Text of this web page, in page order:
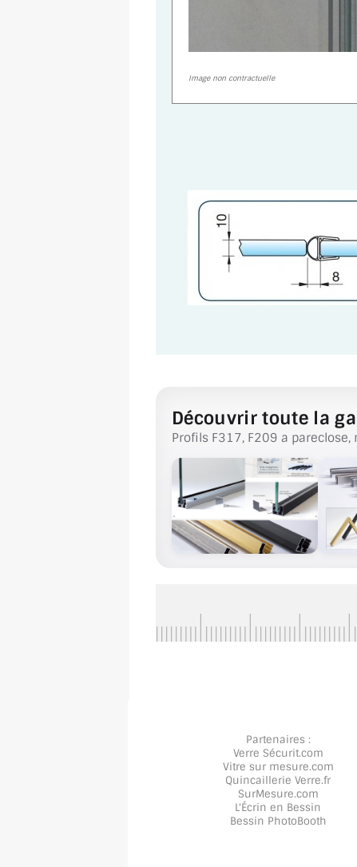
Image non contractuelle
Découvrir toute la
Profils F317, F209 a
Partenaires :
Verre Sécurit.com
Vitre sur mesure.com
Quincaillerie Verre.fr
SurMesure.com
L'Écrin en Bessin
Bessin PhotoBooth